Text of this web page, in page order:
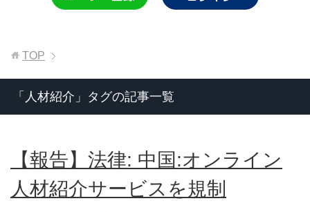
TOP
「人材紹介」タグの記事一覧
【報告】法律: 中国:オンライン
人材紹介サービスを規制